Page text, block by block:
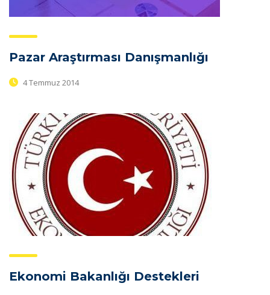
Pazar Araştırması Danışmanlığı
4 Temmuz 2014
Ekonomi Bakanlığı Destekleri